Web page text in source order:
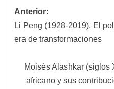
Navegación
de
Anterior:
Li Peng (1928-2019). El
era de transformaciones
Moisés Alashkar (siglos
africano y sus